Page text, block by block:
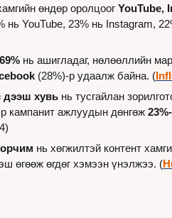
өндөр оролцоог YouTube,
нь YouTube, 23% нь Instagram,
69%
(28%)-р удаалж байна. (
дээш хувь нь тусгайлан
кампанит ажлуудын дөнгөж
өгөөж өгдөг хэмээн үнэлжээ. (